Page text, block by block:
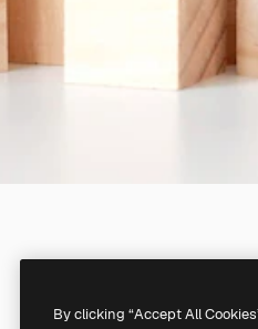
By clicking “Accept All